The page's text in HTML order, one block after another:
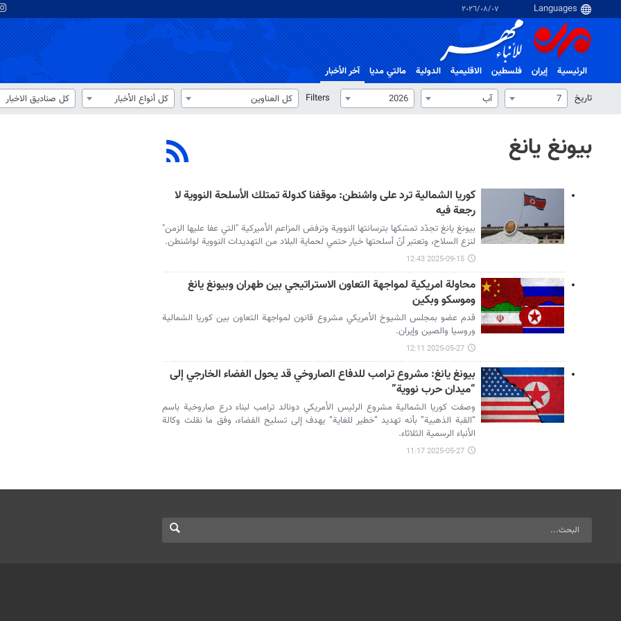
٠٧‏/٠٨‏/٢٠٢٦
الرئيسية إيران فلسطین الاقلیمیة الدولية مالتي مدیا
آخر الأخبار
تاریخ
7 آب 2026
Filters كل العناوين كل أنواع الأخبار كل صناديق الاخبار
بيونغ يانغ
كوريا الشمالية ترد على واشنطن: موقفنا كدولة تمتلك الأسلحة النووية لا
رجعة فيه
بيونغ يانغ تجدّد تمسّكها بترسانتها النووية وترفض المزاعم الأميركية "التي عفا عليها الزمن"
لنزع السلاح، وتعتبر أنّ أسلحتها خيار حتمي لحماية البلاد من التهديدات النووية لواشنطن.
2025-09-15 12:43
محاولة امريكية لمواجهة التعاون الاستراتيجي بين طهران وبيونغ يانغ
وموسكو وبكين
قدم عضو بمجلس الشيوخ الأمريكي مشروع قانون لمواجهة التعاون بين كوريا الشمالية
وروسيا والصين وإيران.
2025-05-27 12:11
بيونغ يانغ: مشروع ترامب للدفاع الصاروخي قد يحول الفضاء الخارجي إلى
“ميدان حرب نووية”
وصفت كوريا الشمالية مشروع الرئيس الأمريكي دونالد ترامب لبناء درع صاروخية باسم
“القبة الذهبية” بأنه تهديد “خطير للغاية” يهدف إلى تسليح الفضاء، وفق ما نقلت وكالة
الأنباء الرسمية الثلاثاء.
2025-05-27 11:17